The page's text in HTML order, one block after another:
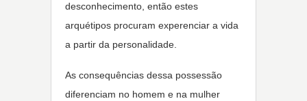
desconhecimento, então estes
arquétipos procuram experenciar a vida
a partir da personalidade.
As consequências dessa possessão
diferenciam no homem e na mulher